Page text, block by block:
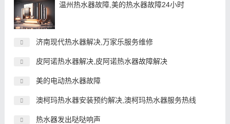
温州热水器故障,美的热水器故障24小时
济南现代热水器解决,万家乐服务维修
皮阿诺热水器解决,皮阿诺热水器故障解决
美的电动热水器故障
澳柯玛热水器安装预约解决,澳柯玛热水器服务热线
热水器发出哒哒响声